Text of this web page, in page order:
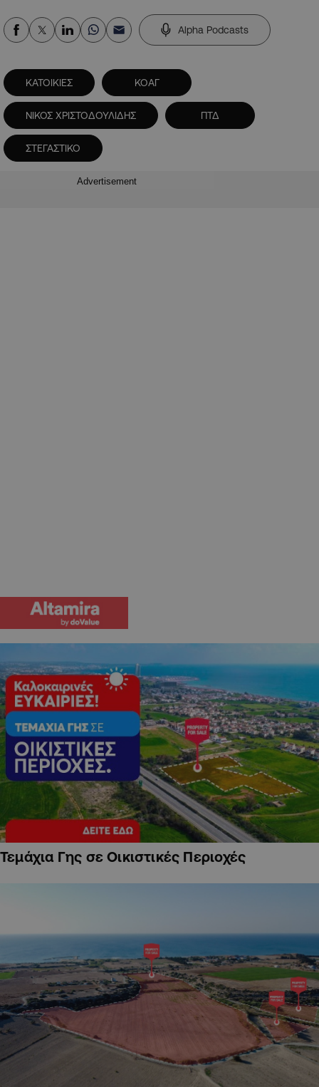
Alpha Podcasts
ΚΑΤΟΙΚΙΕΣ ΚΟΑΓ
ΝΙΚΟΣ ΧΡΙΣΤΟΔΟΥΛΙΔΗΣ ΠΤΔ
ΣΤΕΓΑΣΤΙΚΟ
Advertisement
Τεμάχια Γης σε Οικιστικές Περιοχές